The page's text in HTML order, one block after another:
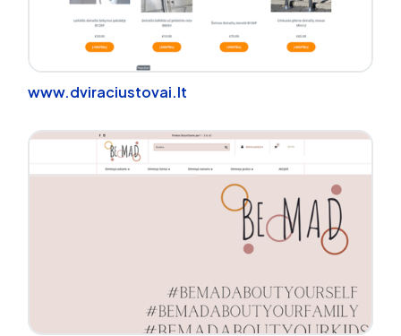
www.dviraciustovai.lt